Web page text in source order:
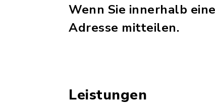
Wenn Sie innerhalb
Adresse mitteilen.
Leistungen